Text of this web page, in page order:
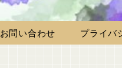
お問い合わせ プライバ